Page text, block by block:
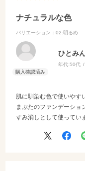
なく顔にメリハリがつき
マイナス点は、UV効果が
それゆえ、敏感な目周
ベースに日焼け止めはし
ナチュラルな色
バリエーション：02:明るめ
ひとみ
年代:50代
肌に馴染む色で使いやす
まぶたのファンデーショ
すみ消しとして使ってい